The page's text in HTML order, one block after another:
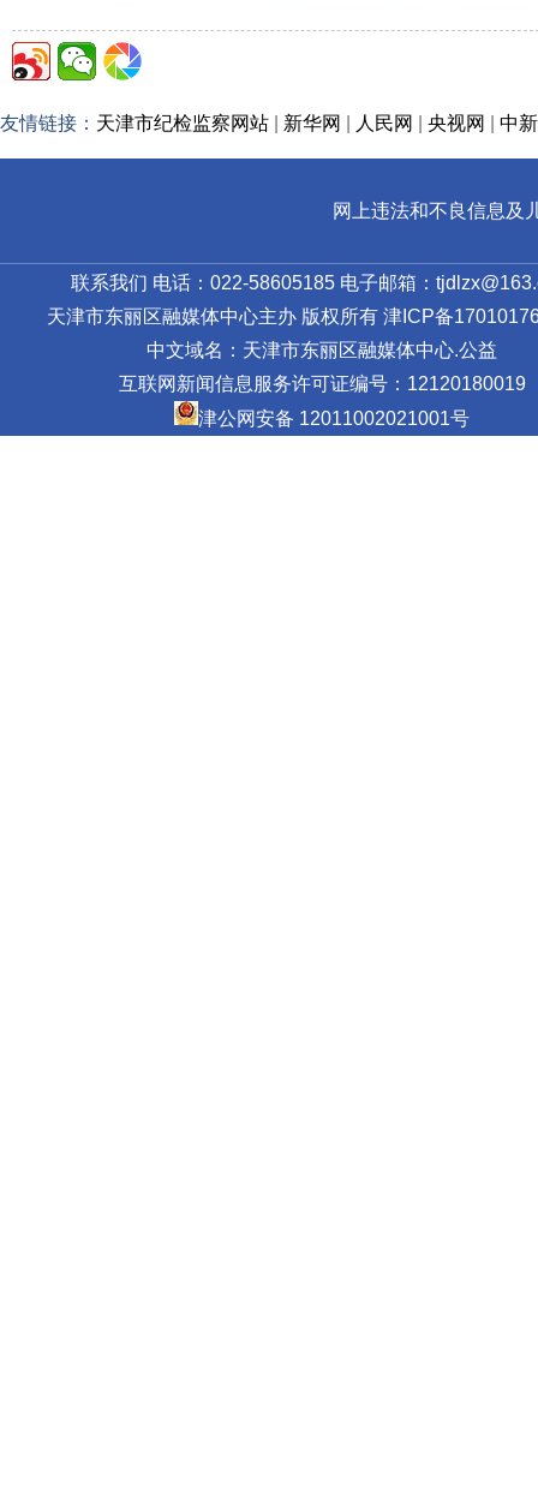
友情链接： 天津市纪检监察网站 新华网 人民网 央视网 中
网上违法和不良信息及
联系我们 电话：022-58605185 电子邮箱：
天津市东丽区融媒体中心主办 版权所有 津ICP备
中文域名：天津市东丽区融媒体中心.公益
互联网新闻信息服务许可证编号：12120180019
津公网安备 12011002021001号